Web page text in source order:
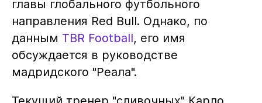
главы глобального футбольного
направления Red Bull. Однако, по
данным TBR Football, его имя
обсуждается в руководстве
мадридского "Реала".